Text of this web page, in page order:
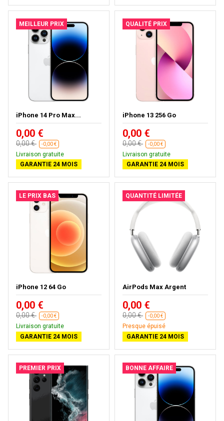
MEILLEUR PRIX
iPhone 14 Pro Max...
0,00 €
0,00 € -0,00 €
Livraison gratuite
GARANTIE 24 MOIS
QUALITÉ PRIX
iPhone 13 256 Go
0,00 €
0,00 € -0,00 €
Livraison gratuite
GARANTIE 24 MOIS
LE PRIX BAS
iPhone 12 64 Go
0,00 €
0,00 € -0,00 €
Livraison gratuite
GARANTIE 24 MOIS
QUANTITÉ LIMITÉE
AirPods Max Argent
0,00 €
0,00 € -0,00 €
Presque épuisé
GARANTIE 24 MOIS
PREMIER PRIX BONNE AFFAIRE